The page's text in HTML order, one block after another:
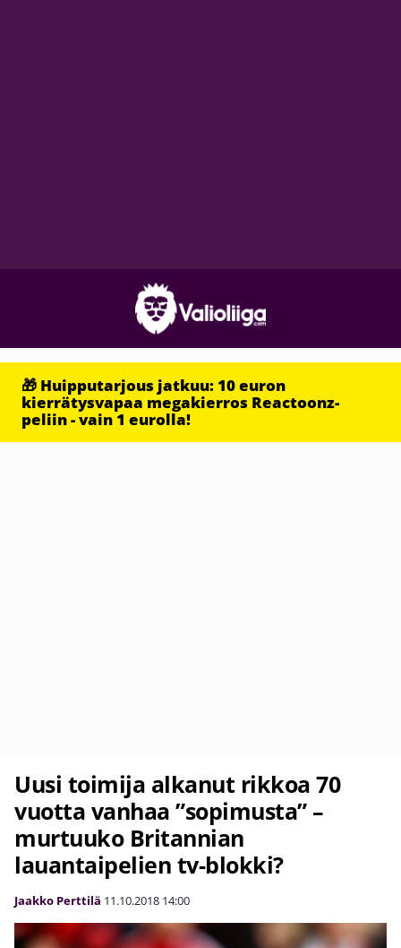
🎁 Huipputarjous jatkuu: 10 euron
kierrätysvapaa megakierros Reactoonz-
peliin - vain 1 eurolla!
Uusi toimija alkanut rikkoa 70
vuotta vanhaa ”sopimusta” –
murtuuko Britannian
lauantaipelien tv-blokki?
Jaakko Perttilä 11.10.2018 14:00